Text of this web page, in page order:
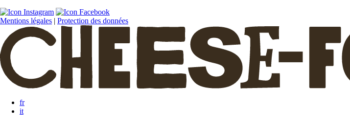
Mentions légales | Protection des données
fr
it